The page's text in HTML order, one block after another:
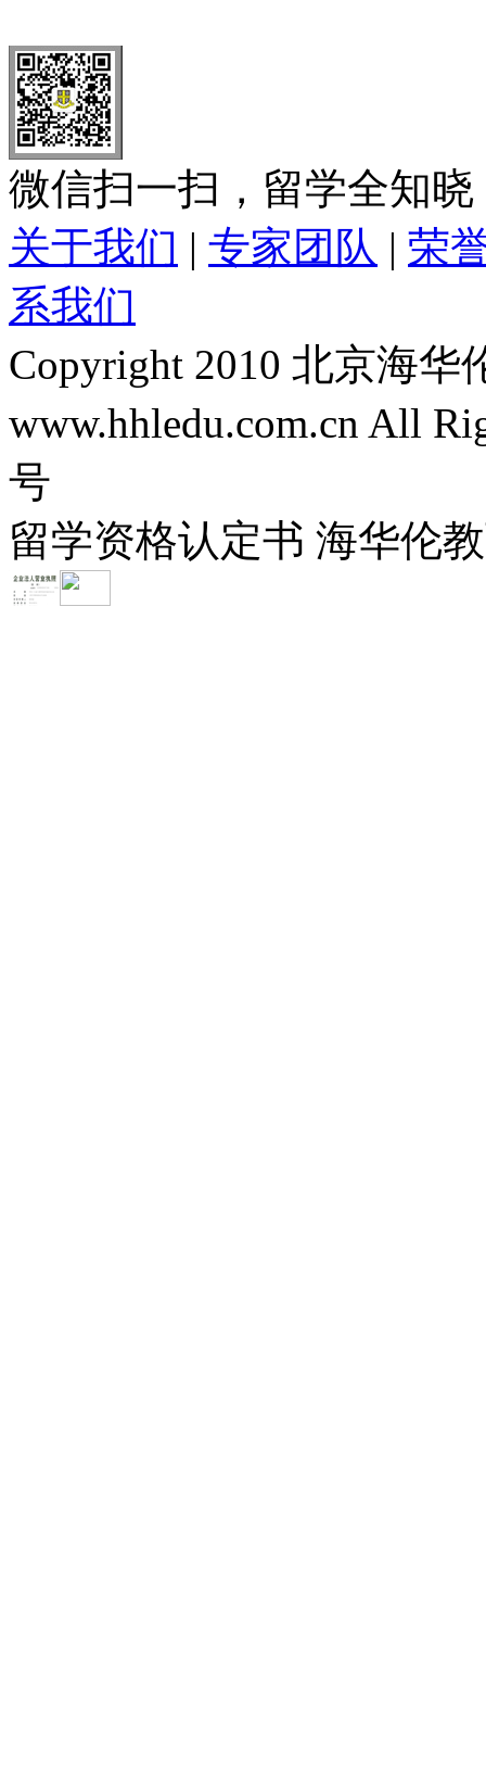
微信扫一扫，留学全知晓
关于我们 | 专家团队 | 荣
系我们
Copyright 2010 北京海
www.hhledu.com.cn All
号
留学资格认定书 海华伦